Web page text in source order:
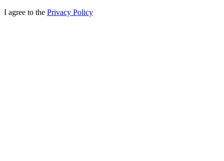
I agree to the Privacy Policy